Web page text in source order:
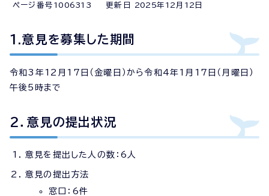
ページ番号 1006313 更新日 2025年 12 月 12 日
1.意見を募集した期間
令和3年12月17日（金曜日）から令和4年1月17日（月曜日）
午後5時まで
2．意見の提出状況
意見を提出した人の数：6人
意見の提出方法
窓口：6件